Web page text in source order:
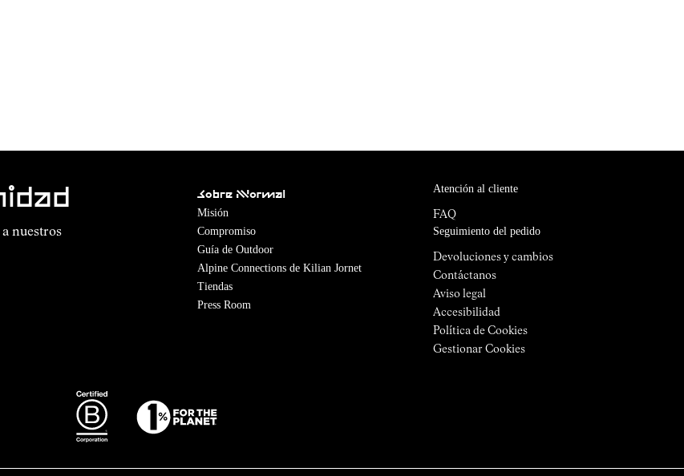
nuestros
Sobre Nnormal
Misión
Compromiso
Guía de Outdoor
Alpine Connections de Kilian Jornet
Tiendas
Press Room
Atención al cliente
FAQ
Seguimiento del pedido
Devoluciones y cambios
Contáctanos
Aviso legal
Accesibilidad
Política de Cookies
Gestionar Cookies